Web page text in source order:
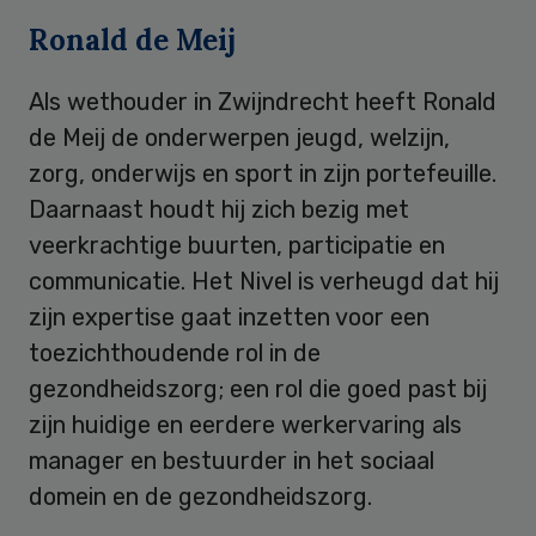
Ronald de Meij
Als wethouder in Zwijndrecht heeft Ronald
de Meij de onderwerpen jeugd, welzijn,
zorg, onderwijs en sport in zijn portefeuille.
Daarnaast houdt hij zich bezig met
veerkrachtige buurten, participatie en
communicatie. Het Nivel is verheugd dat hij
zijn expertise gaat inzetten voor een
toezichthoudende rol in de
gezondheidszorg; een rol die goed past bij
zijn huidige en eerdere werkervaring als
manager en bestuurder in het sociaal
domein en de gezondheidszorg.